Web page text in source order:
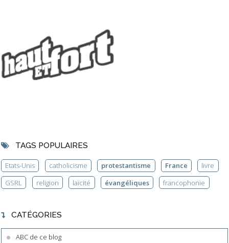
TAGS POPULAIRES
Etats-Unis catholicisme protestantisme France
livre
GSRL
religion laïcité évangéliques francophonie
CATÉGORIES
ABC de ce blog